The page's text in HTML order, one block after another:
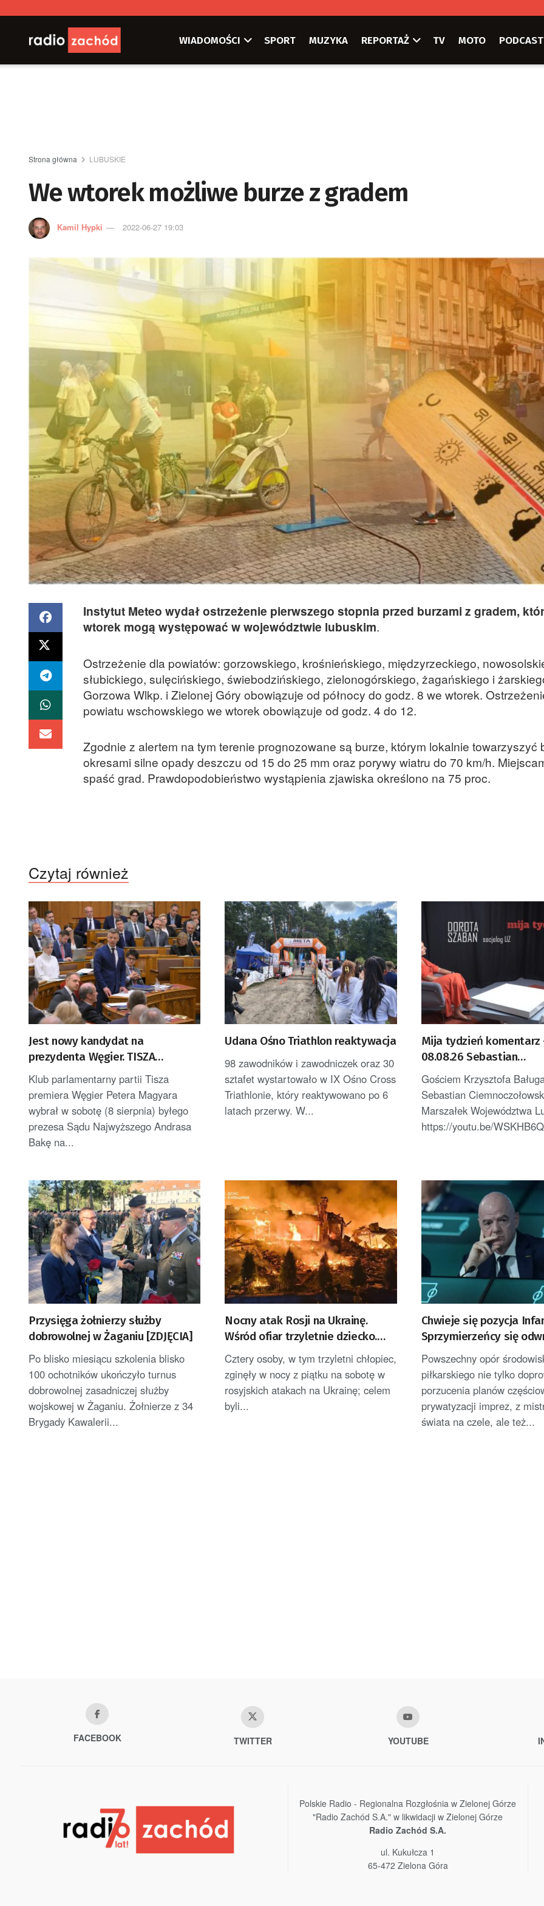
WIADOMOŚCI SPORT MUZYKA REPORTAŻ TV MOTO
Strona główna LUBUSKIE
We wtorek możliwe burze z gradem
Kamil Hypki 2022-06-27 19:03
Instytut Meteo wydał ostrzeżenie pierwszego stopnia przed burzami z gradem,
wtorek mogą występować w województwie lubuskim.
Ostrzeżenie dla powiatów: gorzowskiego, krośnieńskiego, międzyrzeckiego,
słubickiego, sulęcińskiego, świebodzińskiego, zielonogórskiego, żagańskiego i
Gorzowa Wlkp. i Zielonej Góry obowiązuje od północy do godz. 8 we wtorek.
powiatu wschowskiego we wtorek obowiązuje od godz. 4 do 12.
Zgodnie z alertem na tym terenie prognozowane są burze, którym lokalnie towarzyszyć
okresami silne opady deszczu od 15 do 25 mm oraz porywy wiatru do 70 km/h.
spaść grad. Prawdopodobieństwo wystąpienia zjawiska określono na 75 proc.
Czytaj również
Jest nowy kandydat na
prezydenta Węgier. TISZA
zdecydowała
Klub parlamentarny partii Tisza
premiera Węgier Petera Magyara
wybrał w sobotę (8 sierpnia) byłego
prezesa Sądu Najwyższego Andrasa
Bakę na...
Udana Ośno Triathlon reaktywacja
98 zawodników i zawodniczek oraz 30
sztafet wystartowało w IX Ośno Cross
Triathlonie, który reaktywowano po 6
latach przerwy. W...
Mija tydzień komentarz
08.08.26 Sebastian
Ciemnoczołowski
Gościem Krzysztofa
Sebastian
Marszałek Województwa
https://youtu.be/
Przysięga żołnierzy służby
dobrowolnej w Żaganiu [ZDJĘCIA]
Po blisko miesiącu szkolenia blisko
100 ochotników ukończyło turnus
dobrowolnej zasadniczej służby
wojskowej w Żaganiu. Żołnierze z 34
Brygady Kawalerii...
Nocny atak Rosji na Ukrainę.
Wśród ofiar trzyletnie dziecko.
Zełenski zabrał głos
Cztery osoby, w tym trzyletni chłopiec,
zginęły w nocy z piątku na sobotę w
rosyjskich atakach na Ukrainę; celem
byli...
Chwieje się pozycja
Sprzymierzeńcy się
krytycy nabrali wiatru w
Powszechny opór
piłkarskiego nie tylko
porzucenia planów
prywatyzacji imprez, z
świata na czele, ale też...
FACEBOOK TWITTER YOUTUBE
Polskie Radio - Regionalna Rozgłośnia w Zielonej Górze
"Radio Zachód S.A." w likwidacji w Zielonej Górze
Radio Zachód S.A.
ul. Kukułcza 1
65-472 Zielona Góra